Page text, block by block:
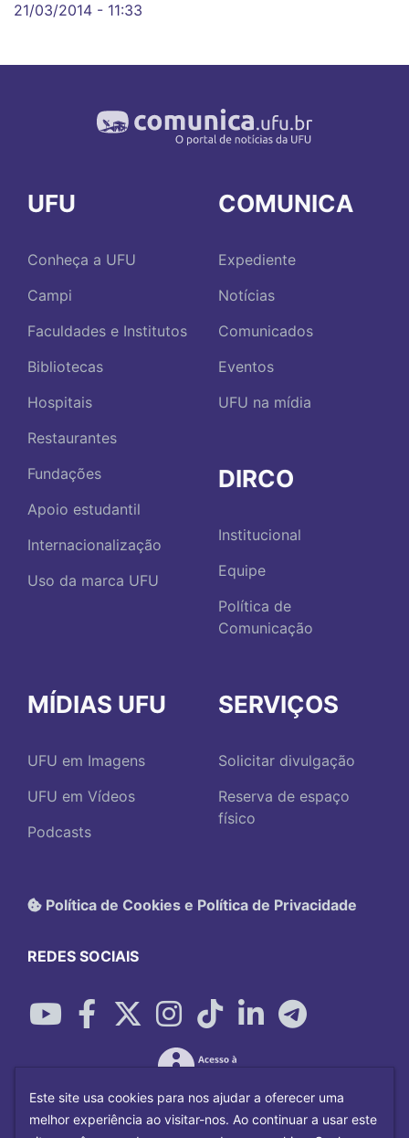
21/03/2014 - 11:33
UFU
Conheça a UFU
Campi
Faculdades e Institutos
Bibliotecas
Hospitais
Restaurantes
Fundações
Apoio estudantil
Internacionalização
Uso da marca UFU
COMUNICA
Expediente
Notícias
Comunicados
Eventos
UFU na mídia
DIRCO
Institucional
Equipe
Política de
Comunicação
MÍDIAS UFU
UFU em Imagens
UFU em Vídeos
Podcasts
SERVIÇOS
Solicitar divulgação
Reserva de espaço
físico
Política de Cookies e Política de Privacidade
REDES SOCIAIS
Este site usa cookies para nos ajudar a oferecer uma
melhor experiência ao visitar-nos. Ao continuar a usar este